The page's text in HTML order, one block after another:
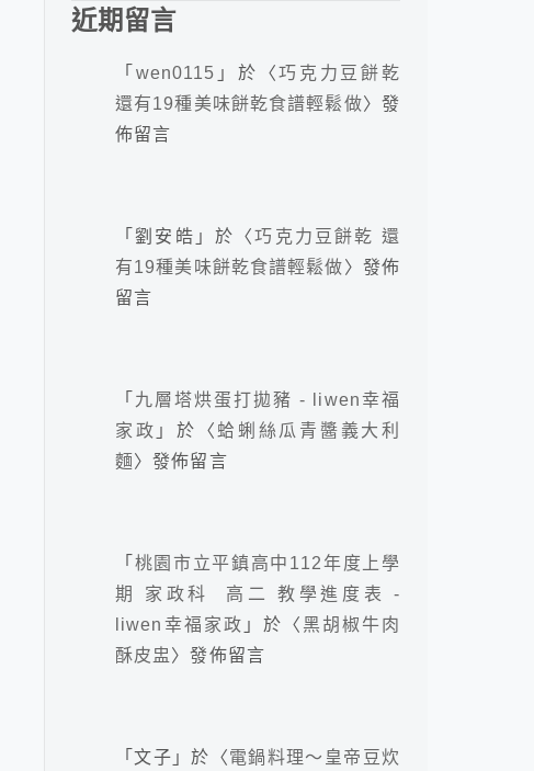
近期留言
「 wen0115 」於〈巧克力豆餅乾
還有19種美味餅乾食譜輕鬆做〉發
佈留言
「劉安皓 」於〈巧克力豆餅乾 還
有19種美味餅乾食譜輕鬆做〉發佈
留言
「 九層塔烘蛋打拋豬 - liwen幸福
家政 」於〈 蛤蜊絲瓜青醬義大利
麵〉發佈留言
「 桃園市立平鎮高中112年度上學
期 家政科 高二 教學進度表 -
liwen幸福家政 」於〈 黑胡椒牛肉
酥皮盅 〉發佈留言
「文子 」於〈電鍋料理～皇帝豆炊